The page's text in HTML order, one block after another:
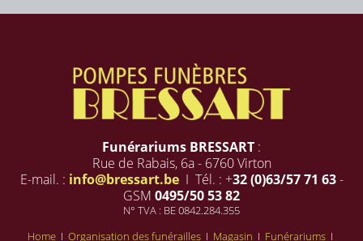
Funérariums BRESSART :
Rue de Rabais, 6a - 6760 Virton
E-mail. : info@bressart.beI Tél. : +32 (0)63/57 71 63-
GSM 0495/50 53 82
N° TVA : BE 0842.284.355
Home I Organisation des funérailles I Magasin I Funérariums I